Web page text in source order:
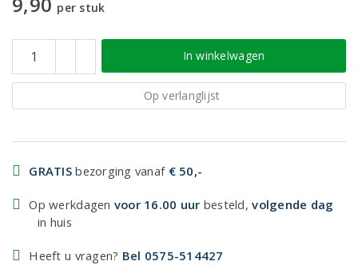
per stuk
In winkelwagen
Op verlanglijst
GRATIS bezorging vanaf € 50,-
Op werkdagen voor 16.00 uur besteld,volgende dag
in huis
Heeft u vragen? Bel 0575-514427